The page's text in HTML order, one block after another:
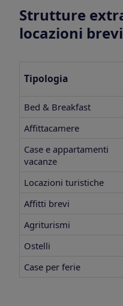
Strutture
locazioni brevi
Tipologia
Bed & Breakfast
Affittacamere
Case e appartamenti
vacanze
Locazioni turistiche
Affitti brevi
Agriturismi
Ostelli
Case per ferie